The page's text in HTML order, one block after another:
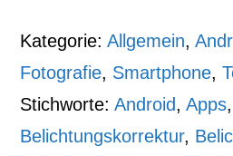
Kategorie:Allgemein,
Fotografie, Smartphone,
Stichworte:Android,Apps,
Belichtungskorrektur,